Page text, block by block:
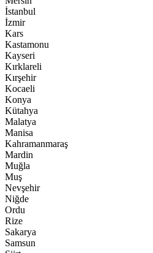
İstanbul
İzmir
Kars
Kastamonu
Kayseri
Kırklareli
Kırşehir
Kocaeli
Konya
Kütahya
Malatya
Manisa
Kahramanmaraş
Mardin
Muğla
Muş
Nevşehir
Niğde
Ordu
Rize
Sakarya
Samsun